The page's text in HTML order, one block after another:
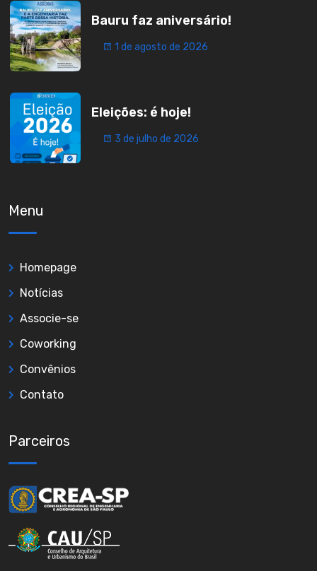
Bauru faz aniversário!
1 de agosto de 2026
Eleições: é hoje!
3 de julho de 2026
Menu
Homepage
Notícias
Associe-se
Coworking
Convênios
Contato
Parceiros